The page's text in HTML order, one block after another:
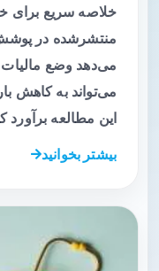
خلاصه سریع برای
می‌دهد وضع
می‌تواند به کاهش
این مطالعه برآورد
بیشتر بخوانید